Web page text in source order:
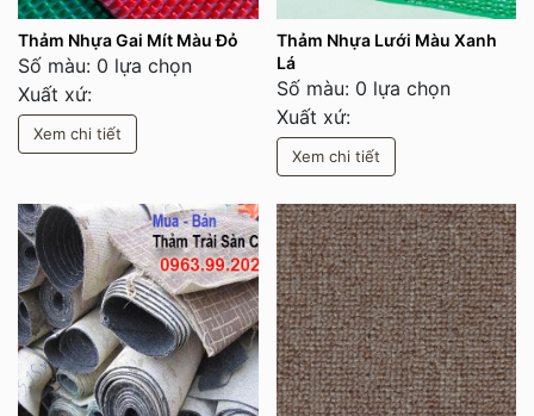
Thảm Nhựa Gai Mít Màu Đỏ
Số màu: 0 lựa chọn
Xuất xứ:
Xem chi tiết
Thảm Nhựa Lưới Màu Xanh
Lá
Số màu: 0 lựa chọn
Xuất xứ:
Xem chi tiết